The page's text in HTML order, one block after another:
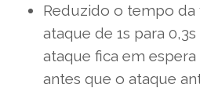
Reduzido o tempo da
ataque de 1s para
ataque fica em
antes que o ataque